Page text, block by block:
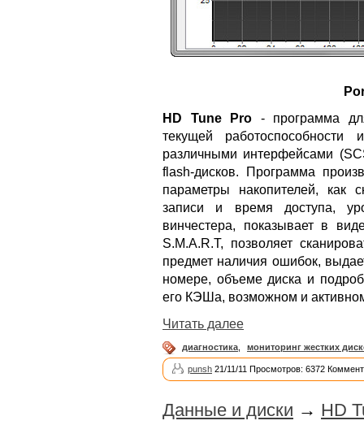
HD Tune Pro - программа
текущей работоспособности
различными интерфейсами
flash-дисков. Программа
параметры накопителей, как
записи и время доступа,
винчестера, показывает в
S.M.A.R.T, позволяет
предмет наличия ошибок,
номере, объеме диска и
его КЭШа, возможном и
Читать далее
диагностика мониторинг жестких
punsh 21/11/11 Просмотров: 6372
Данные и диски → HD